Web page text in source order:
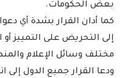
بعض الحكومات.
كما أدان القرار بشدة أي
إلى التحريض على التمييز
مختلف وسائل الإعلام
ودعا القرار جميع الدول إلى